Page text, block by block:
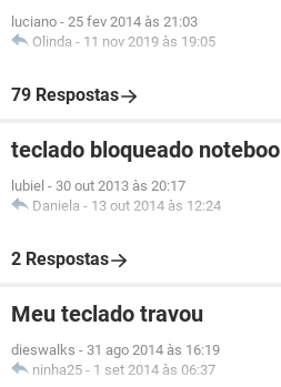
luciano - 25 fev 2014 às 21:03
Olinda - 11 nov 2019 às 19:05
79 Respostas
teclado bloqueado
lubiel - 30 out 2013 às 20:17
Daniela - 13 out 2014 às 12:24
2 Respostas
Meu teclado travou
dieswalks - 31 ago 2014 às 16:19
ninha25 - 1 set 2014 às 06:37